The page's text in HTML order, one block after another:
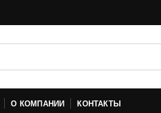
О КОМПАНИИ КОНТАКТЫ